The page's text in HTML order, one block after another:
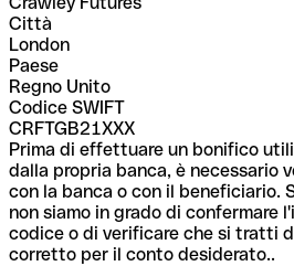
Città
London
Paese
Regno Unito
Codice SWIFT
CRFTGB21XXX
Prima di effettuare un bonifico
dalla propria banca, è necessario
con la banca o con il beneficiario.
non siamo in grado di confermare
codice o di verificare che si tratti
corretto per il conto desiderato..